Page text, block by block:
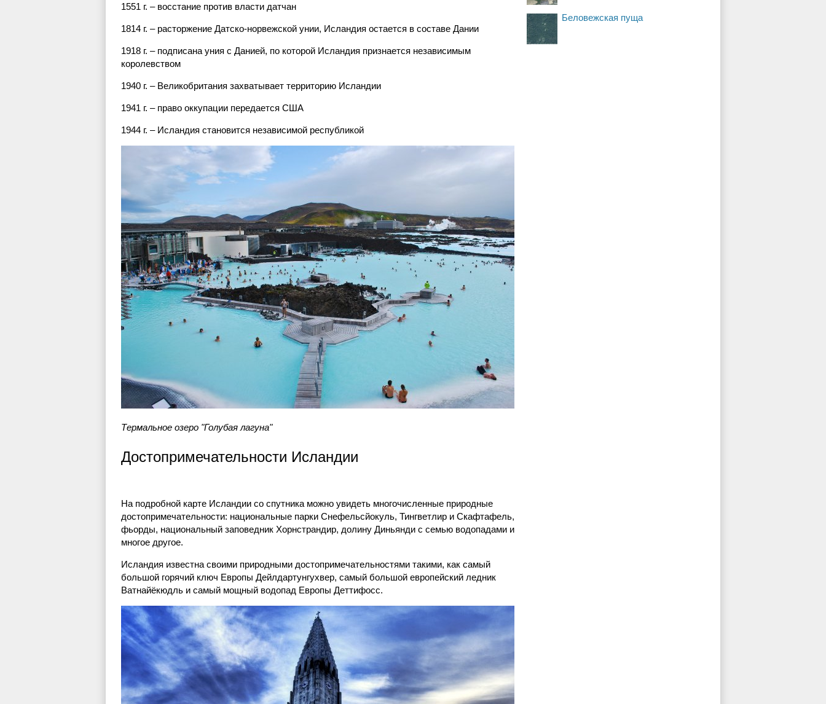
1551 г. – восстание против власти датчан
1814 г. – расторжение Датско-норвежской унии, Исландия остается в составе Дании
1918 г. – подписана уния с Данией, по которой Исландия признается независимым
королевством
1940 г. – Великобритания захватывает территорию Исландии
1941 г. – право оккупации передается США
1944 г. – Исландия становится независимой республикой
Термальное озеро "Голубая лагуна"
Достопримечательности Исландии
На подробной карте Исландии со спутника можно увидеть многочисленные природные
достопримечательности: национальные парки Снефельсйокуль, Тингветлир и Скафтафель,
фьорды, национальный заповедник Хорнстрандир, долину Диньянди с семью водопадами и
многое другое.
Исландия известна своими природными достопримечательностями такими, как самый
большой горячий ключ Европы Дейлдартунгухвер, самый большой европейский ледник
Ватнайёкюдль и самый мощный водопад Европы Деттифосс.
Беловежская пуща